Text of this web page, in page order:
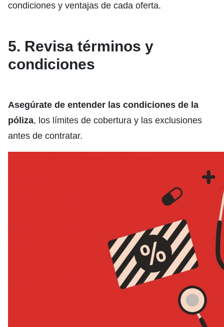
condiciones y ventajas de cada oferta.
5. Revisa términos y
condiciones
Asegúrate de entender las condiciones de la
póliza, los límites de cobertura y las exclusiones
antes de contratar.